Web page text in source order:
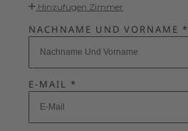
Hinzufügen Zimmer
NACHNAME UND VORNAME *
E-MAIL *